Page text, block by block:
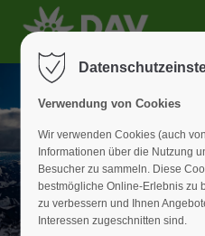
Der Eintrag "offcanvas-col2"
Der Eintrag "offcanvas-col3"
Der Eintrag "offcanvas-col4"
Verwendung von Cookies
Wir verwenden Cookies (auch
Informationen über die Nutzung
Besucher zu sammeln. Diese
bestmögliche Online-Erlebnis zu
zu verbessern und Ihnen
Interessen zugeschnitten sind.